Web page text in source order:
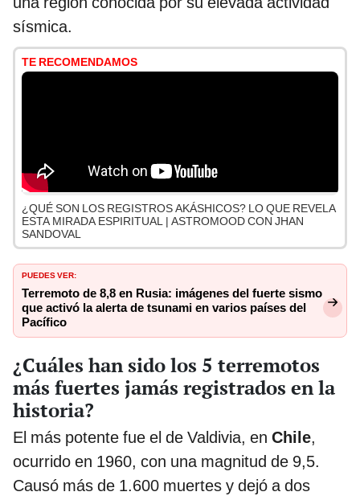
sísmica.
TE RECOMENDAMOS
¿QUÉ SON LOS REGISTROS AKÁSHICOS? LO QUE REVELA
ESTA MIRADA ESPIRITUAL | ASTROMOOD CON JHAN
SANDOVAL
PUEDES VER:
Terremoto de 8,8 en Rusia: imágenes del fuerte sismo
que activó la alerta de tsunami en varios países del
Pacífico
¿Cuáles han sido los 5 terremotos
más fuertes jamás registrados en la
historia?
El más potente fue el de Valdivia, en Chile,
ocurrido en 1960, con una magnitud de 9,5.
Causó más de 1.600 muertes y dejó a dos